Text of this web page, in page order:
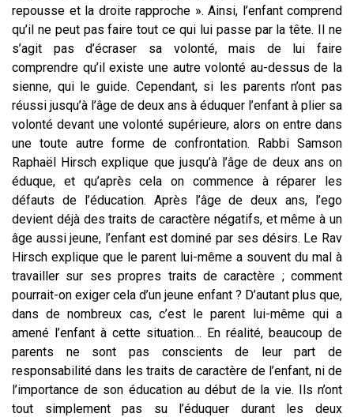
repousse et la droite rapproche ». Ainsi, l’enfant comprend
qu’il ne peut pas faire tout ce qui lui passe par la tête. Il ne
s’agit pas d’écraser sa volonté, mais de lui faire
comprendre qu’il existe une autre volonté au-dessus de la
sienne, qui le guide. Cependant, si les parents n’ont pas
réussi jusqu’à l’âge de deux ans à éduquer l’enfant à plier sa
volonté devant une volonté supérieure, alors on entre dans
une toute autre forme de confrontation. Rabbi Samson
Raphaël Hirsch explique que jusqu’à l’âge de deux ans on
éduque, et qu’après cela on commence à réparer les
défauts de l’éducation. Après l’âge de deux ans, l’ego
devient déjà des traits de caractère négatifs, et même à un
âge aussi jeune, l’enfant est dominé par ses désirs. Le Rav
Hirsch explique que le parent lui-même a souvent du mal à
travailler sur ses propres traits de caractère ; comment
pourrait-on exiger cela d’un jeune enfant ? D’autant plus que,
dans de nombreux cas, c’est le parent lui-même qui a
amené l’enfant à cette situation… En réalité, beaucoup de
parents ne sont pas conscients de leur part de
responsabilité dans les traits de caractère de l’enfant, ni de
l’importance de son éducation au début de la vie. Ils n’ont
tout simplement pas su l’éduquer durant les deux